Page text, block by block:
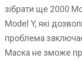
зібрати ще 2000
Model Y, які
проблема
Маска не зможе